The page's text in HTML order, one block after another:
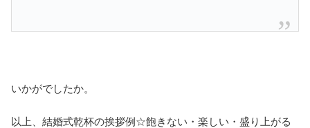
いかがでしたか。
以上、結婚式乾杯の挨拶例☆飽きない・楽しい・盛り上がる